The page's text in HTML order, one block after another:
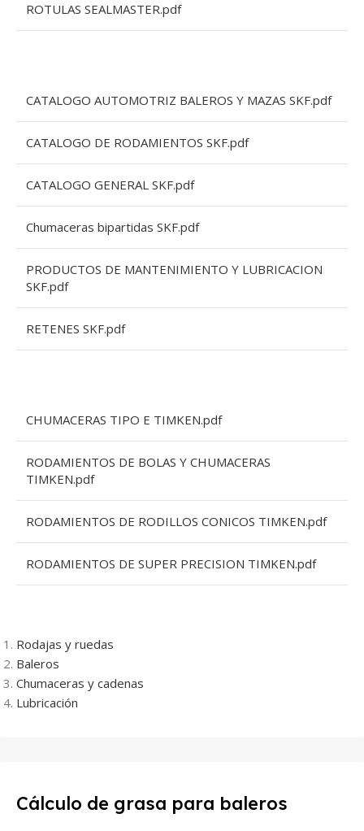
ROTULAS SEALMASTER.pdf
CATALOGO AUTOMOTRIZ BALEROS Y MAZAS SKF.pdf
CATALOGO DE RODAMIENTOS SKF.pdf
CATALOGO GENERAL SKF.pdf
Chumaceras bipartidas SKF.pdf
PRODUCTOS DE MANTENIMIENTO Y LUBRICACION
SKF.pdf
RETENES SKF.pdf
CHUMACERAS TIPO E TIMKEN.pdf
RODAMIENTOS DE BOLAS Y CHUMACERAS
TIMKEN.pdf
RODAMIENTOS DE RODILLOS CONICOS TIMKEN.pdf
RODAMIENTOS DE SUPER PRECISION TIMKEN.pdf
Rodajas y ruedas
Baleros
Chumaceras y cadenas
Lubricación
Cálculo de grasa para baleros